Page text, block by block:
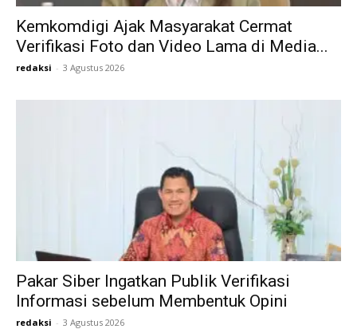
Kemkomdigi Ajak Masyarakat Cermat
Verifikasi Foto dan Video Lama di Media...
redaksi - 3 Agustus 2026
Pakar Siber Ingatkan Publik Verifikasi
Informasi sebelum Membentuk Opini
redaksi - 3 Agustus 2026